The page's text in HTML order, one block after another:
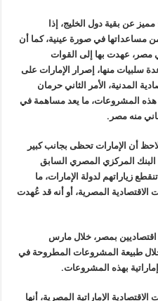
مميز عن بقية دول الخليج، إذا
مساعداتها في صورة عينية، كما أن
مصر، عهدت بها إلى القوات
سلبيات منها، إصرار الإمارات على
المدنية، الأمر الثاني حرمان
هذه المشروعات، ما يعد مساهمة في
منه مصر .
أن الإمارات تحظى بجانب كبير
المركزي المصري السابق
زياراتهم لدولة الإمارات، ما
الاقتصادية المصرية، أو أنه قد عُهدت
بمصر، خلال مارس
طبيعة المشروعات المطروحة في
بهذه المشروعات.
الإماراتية المصرية، أنها